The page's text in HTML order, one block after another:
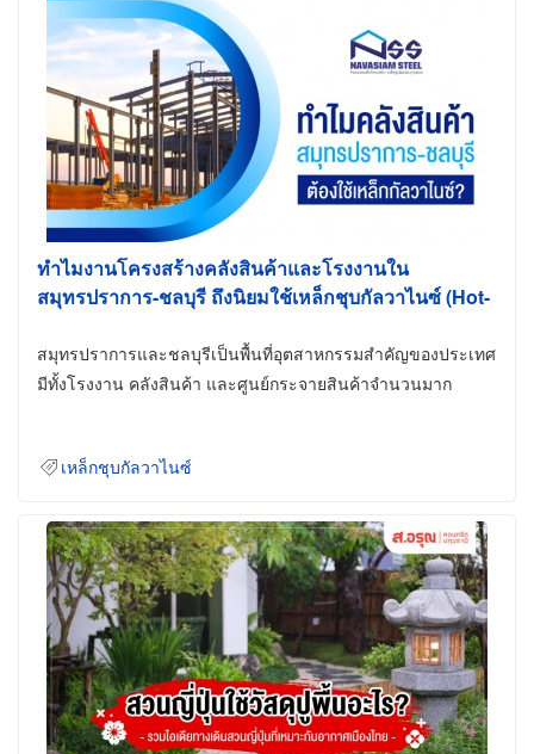
ทำไมงานโครงสร้างคลังสินค้าและโรงงานใน
สมุทรปราการ-ชลบุรี ถึงนิยมใช้เหล็กชุบกัลวาไนซ์ (Hot-
สมุทรปราการและชลบุรีเป็นพื้นที่อุตสาหกรรมสำคัญของประเทศ
มีทั้งโรงงาน คลังสินค้า และศูนย์กระจายสินค้าจำนวนมาก
เหล็กชุบกัลวาไนซ์